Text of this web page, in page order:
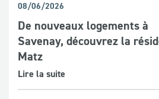
08/06/2026
De nouveaux logements à
Savenay, découvrez la
Matz
Lire la suite